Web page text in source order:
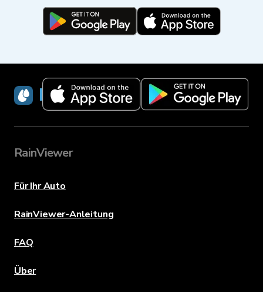
RainViewer
RainViewer
Für Ihr Auto
RainViewer-Anleitung
FAQ
Über